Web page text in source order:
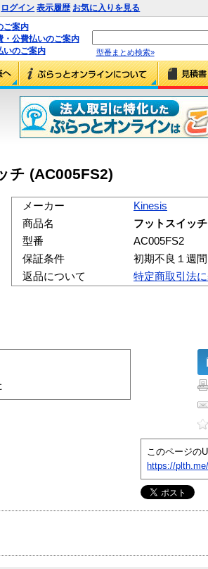
ログイン 表示履歴 お気に入りを見る
ご案内
・公費払いのご案内
いのご案内
型番まとめ検索»
チ (AC005FS2)
メーカー
Kinesis
商品名
フットスイッチ
型番
AC005FS2
保証条件
初期不良１週間
返品について
特定商取引法
このページの
https://